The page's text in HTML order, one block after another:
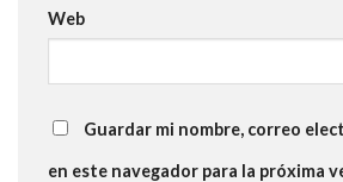
Web
Guardar mi nombre, correo
en este navegador para la próxima